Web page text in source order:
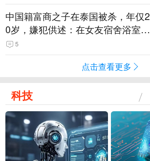
中国籍富商之子在泰国被杀，年仅2
0岁，嫌犯供述：在女友宿舍浴室发
现他，持刀询问身份时发生拉扯
5
点击查看更多
科技